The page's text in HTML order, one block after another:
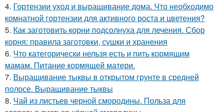
4. Гортензии уход и выращивание дома. Что необходимо
комнатной гортензии для активного роста и цветения?
5. Как заготовить корни подсолнуха для лечения. Сбор
корня: правила заготовки, сушки и хранения
6. Что категорически нельзя есть и пить кормящим
мамам. Питание кормящей матери.
7. Выращивание тыквы в открытом грунте в средней
полосе. Выращивание тыквы
8. Чай из листьев черной смородины. Польза для